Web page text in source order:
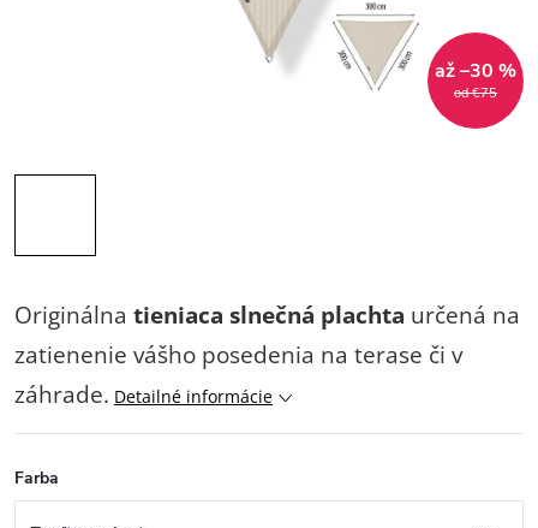
od €75
až –30 %
Originálna tieniaca slnečná plachta určená na
zatienenie vášho posedenia na terase či v
záhrade. Detailné informácie
Farba